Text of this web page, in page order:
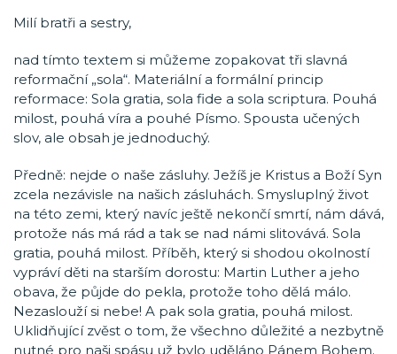
Milí bratři a sestry,
nad tímto textem si můžeme zopakovat tři slavná
reformační „sola“. Materiální a formální princip
reformace: Sola gratia, sola fide a sola scriptura. Pouhá
milost, pouhá víra a pouhé Písmo. Spousta učených
slov, ale obsah je jednoduchý.
Předně: nejde o naše zásluhy. Ježíš je Kristus a Boží Syn
zcela nezávisle na našich zásluhách. Smysluplný život
na této zemi, který navíc ještě nekončí smrtí, nám dává,
protože nás má rád a tak se nad námi slitovává. Sola
gratia, pouhá milost. Příběh, který si shodou okolností
vypráví děti na starším dorostu: Martin Luther a jeho
obava, že půjde do pekla, protože toho dělá málo.
Nezaslouží si nebe! A pak sola gratia, pouhá milost.
Uklidňující zvěst o tom, že všechno důležité a nezbytně
nutné pro naši spásu už bylo uděláno Pánem Bohem.